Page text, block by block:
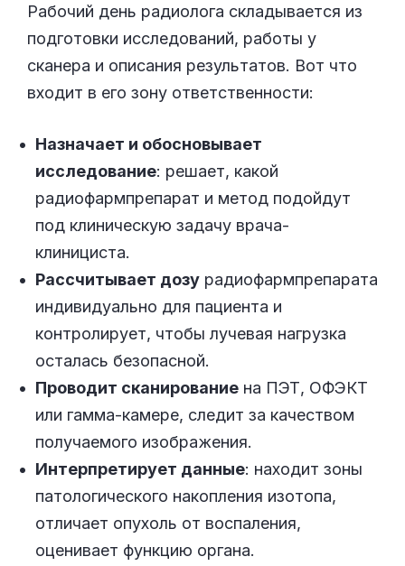
Рабочий день радиолога складывается из
подготовки исследований, работы у
сканера и описания результатов. Вот что
входит в его зону ответственности:
Назначает и обосновывает
исследование: решает, какой
радиофармпрепарат и метод подойдут
под клиническую задачу врача-
клинициста.
Рассчитывает дозу радиофармпрепарата
индивидуально для пациента и
контролирует, чтобы лучевая нагрузка
осталась безопасной.
Проводит сканирование на ПЭТ, ОФЭКТ
или гамма-камере, следит за качеством
получаемого изображения.
Интерпретирует данные: находит зоны
патологического накопления изотопа,
отличает опухоль от воспаления,
оценивает функцию органа.